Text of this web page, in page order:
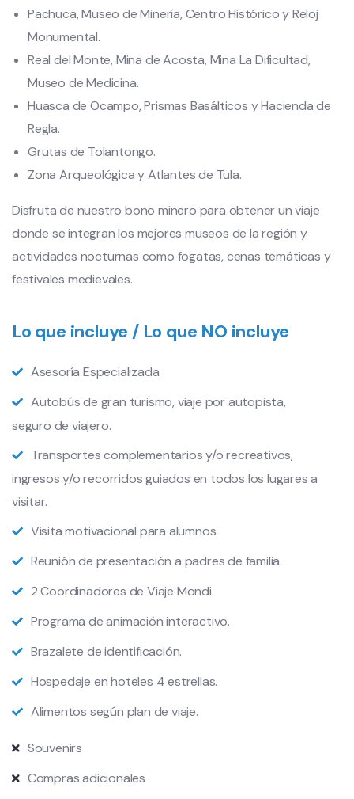
Pachuca, Museo de Minería, Centro Histórico y Reloj
Monumental.
Real del Monte, Mina de Acosta, Mina La Dificultad,
Museo de Medicina.
Huasca de Ocampo, Prismas Basálticos y Hacienda de
Regla.
Grutas de Tolantongo.
Zona Arqueológica y Atlantes de Tula.
Disfruta de nuestro bono minero para obtener un viaje
donde se integran los mejores museos de la región y
actividades nocturnas como fogatas, cenas temáticas y
festivales medievales.
Lo que incluye / Lo que NO incluye
Asesoría Especializada.
Autobús de gran turismo, viaje por autopista,
seguro de viajero.
Transportes complementarios y/o recreativos,
ingresos y/o recorridos guiados en todos los lugares a
visitar.
Visita motivacional para alumnos.
Reunión de presentación a padres de familia.
2 Coordinadores de Viaje Möndi.
Programa de animación interactivo.
Brazalete de identificación.
Hospedaje en hoteles 4 estrellas.
Alimentos según plan de viaje.
Souvenirs
Compras adicionales